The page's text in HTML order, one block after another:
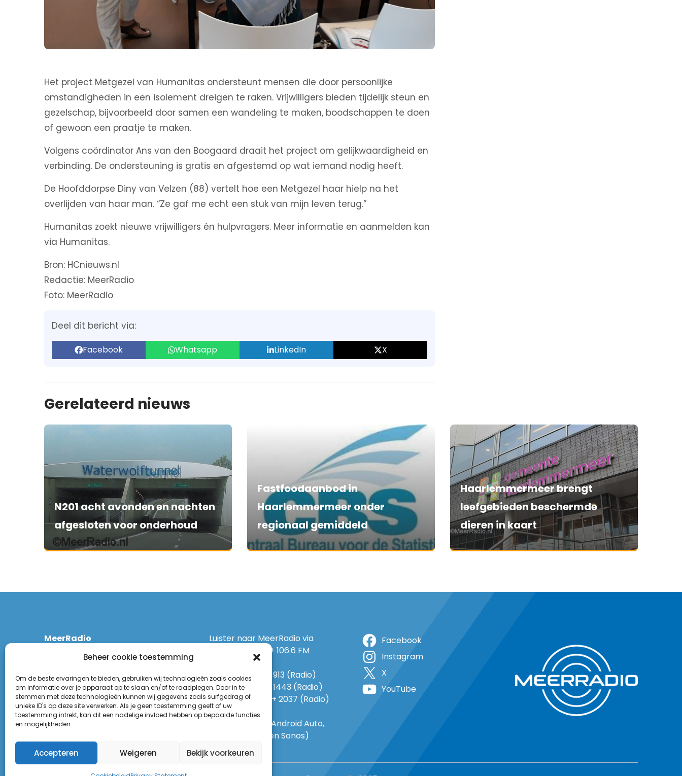
Beheer cookie toestemming
Om de beste ervaringen te bieden, gebruiken wij technologieën zoals cookies
om informatie over je apparaat op te slaan en/of te raadplegen. Door in te
stemmen met deze technologieën kunnen wij gegevens zoals surfgedrag of
unieke ID's op deze site verwerken. Als je geen toestemming geeft of uw
toestemming intrekt, kan dit een nadelige invloed hebben op bepaalde functies
en mogelijkheden.
Accepteren Weigeren Bekijk voorkeuren
Het project Metgezel van Humanitas ondersteunt mensen die door persoonlijke
omstandigheden in een isolement dreigen te raken. Vrijwilligers bieden tijdelijk steun en
gezelschap, bijvoorbeeld door samen een wandeling te maken, boodschappen te doen
of gewoon een praatje te maken.
Volgens coördinator Ans van den Boogaard draait het project om gelijkwaardigheid en
verbinding. De ondersteuning is gratis en afgestemd op wat iemand nodig heeft.
De Hoofddorpse Diny van Velzen (88) vertelt hoe een Metgezel haar hielp na het
overlijden van haar man. “Ze gaf me echt een stuk van mijn leven terug.”
Humanitas zoekt nieuwe vrijwilligers én hulpvragers. Meer informatie en aanmelden kan
via Humanitas.
Bron: HCnieuws.nl
Redactie: MeerRadio
Foto: MeerRadio
Deel dit bericht via:
Facebook Whatsapp LinkedIn X
Gerelateerd nieuws
N201 acht avonden en nachten
afgesloten voor onderhoud
Fastfoodaanbod in
Haarlemmermeer onder
regionaal gemiddeld
Haarlemmermeer brengt
leefgebieden beschermde
dieren in kaart
MeerRadio
2131 CT Hoofddorp
(023) 55 55 900
Disclaimer
Privacy Statement
Luister naar MeerRadio via
Ether: 105.5 FM + 106.6 FM
DAB+ op 5A
Ziggo: 38 (TV) + 913 (Radio)
KPN: 1143 (TV) + 1443 (Radio)
Odido 735 (TV) + 2037 (Radio)
Tune-In
(Google Home, Android Auto,
Apple Carplay en Sonos)
Facebook
Instagram
X
YouTube